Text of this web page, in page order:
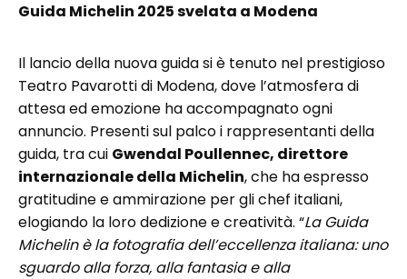
Guida Michelin 2025 svelata a Modena
Il lancio della nuova guida si è tenuto nel prestigioso
Teatro Pavarotti di Modena, dove l’atmosfera di
attesa ed emozione ha accompagnato ogni
annuncio. Presenti sul palco i rappresentanti della
guida, tra cui Gwendal Poullennec, direttore
internazionale della Michelin, che ha espresso
gratitudine e ammirazione per gli chef italiani,
elogiando la loro dedizione e creatività. “La Guida
Michelin è la fotografia dell’eccellenza italiana: uno
sguardo alla forza, alla fantasia e alla